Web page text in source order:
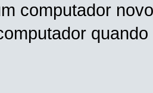
computador novo